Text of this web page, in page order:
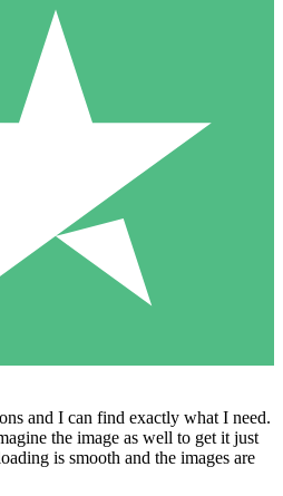
and I can find exactly what I need.
the image as well to get it just
is smooth and the images are